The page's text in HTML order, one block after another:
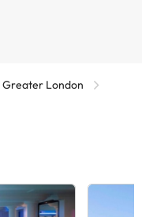
Greater London